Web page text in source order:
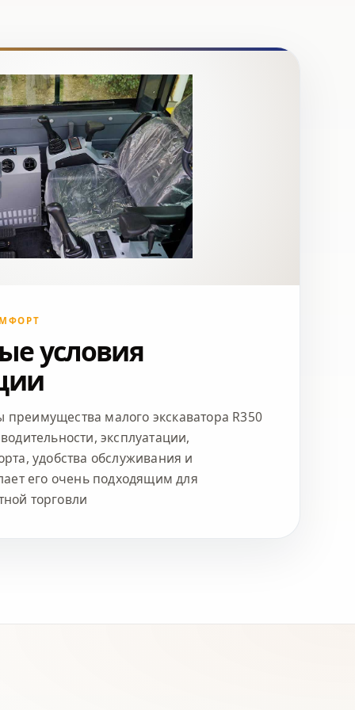
условия
малого экскаватора R350
эксплуатации,
удобства обслуживания и
его очень подходящим для
торговли